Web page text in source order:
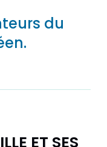
du
ET SES